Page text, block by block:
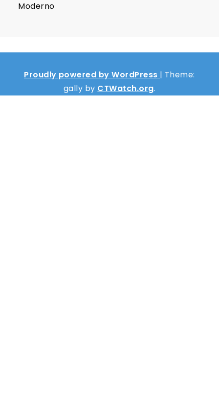
Moderno
Proudly powered by WordPress | Theme:
gally by CTWatch.org.